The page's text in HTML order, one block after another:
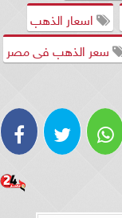
اسعار الذهب
سعر الذهب فى مصر